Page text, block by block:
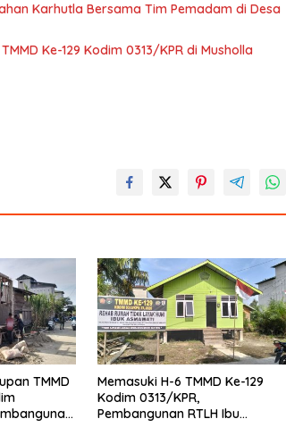
Karhutla Bersama Tim Pemadam di Desa
Ke-129 Kodim 0313/KPR di Musholla
TMMD
Memasuki H-6 TMMD Ke-129
Kodim 0313/KPR,
Pembangunan RTLH Ibu